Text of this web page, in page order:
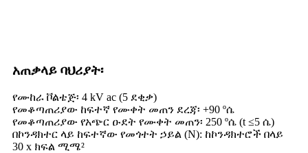
አጠቃላይ ባህሪያት፡
የሙከራ ቮልቴጅ፡ 4 kV ac (5 ደቂቃ)
የመቆጣጠሪያው ከፍተኛ የሙቀት መጠን ደረጃ፡ +90 ºሴ
የመቆጣጠሪያው የአጭር ዑደት የሙቀት መጠን፡ 250 ºሴ (t ≤5 ሴ)
በኮንዳክተር ላይ ከፍተኛው የመጎተት ኃይል (N): ከኮንዳክተሮች በላይ
30 x ክፍል ሚሜ²